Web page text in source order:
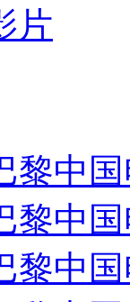
片
黎中
黎中
黎中